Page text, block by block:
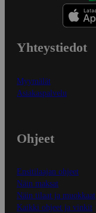
Yhteystiedot
Myymälät
Asiakaspalvelu
Ohjeet
Ensitilaajan ohjeet
Näin maksat
Näin tilaat ja muokkaat
Kaikki ohjeet ja vinkit